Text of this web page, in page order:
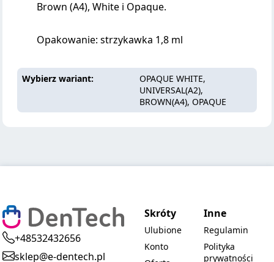
Brown (A4), White i Opaque.
Opakowanie: strzykawka 1,8 ml
Wybierz wariant
OPAQUE WHITE,
UNIVERSAL(A2),
BROWN(A4), OPAQUE
+48532432656
sklep@e-dentech.pl
Skróty
Ulubione
Konto
Inne
Regulamin
Polityka
prywatności